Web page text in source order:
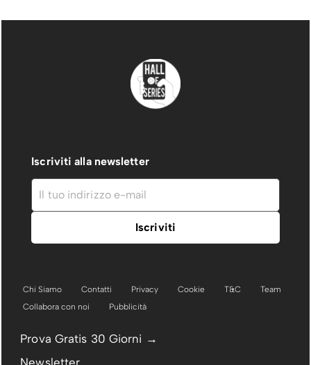
Iscriviti alla newsletter
Chi Siamo Contatti Privacy Cookie T&C
Team
Collabora con noi
Pubblicità
Prova Gratis 30 Giorni →
Newsletter